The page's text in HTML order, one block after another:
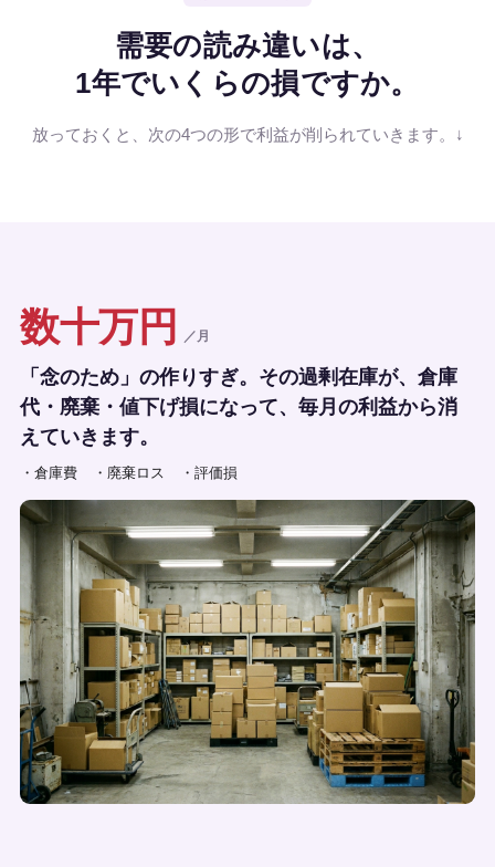
需要の読み違いは、
1年でいくらの損ですか。
放っておくと、次の4つの形で利益が削られていきます。↓
数十万円 ／月
「念のため」の作りすぎ。その過剰在庫が、倉庫
代・廃棄・値下げ損になって、毎月の利益から消
えていきます。
・倉庫費 ・廃棄ロス ・評価損